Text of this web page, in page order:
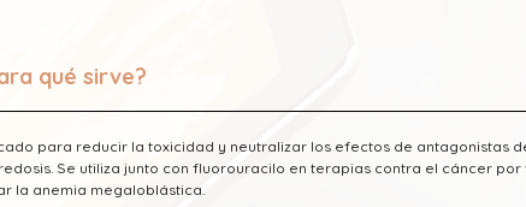
qué sirve?
para reducir la toxicidad y neutralizar los efectos de antagonistas
Se utiliza junto con fluorouracilo en terapias contra el cáncer
la anemia megaloblástica.